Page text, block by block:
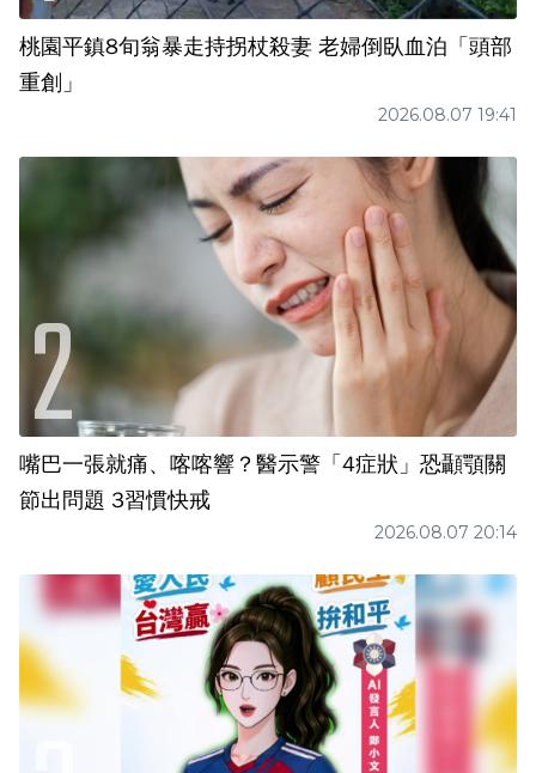
桃園平鎮8旬翁暴走持拐杖殺妻 老婦倒臥血泊「頭部
重創」
2026.08.07 19:41
嘴巴一張就痛、喀喀響？醫示警「4症狀」恐顳顎關
節出問題 3習慣快戒
2026.08.07 20:14